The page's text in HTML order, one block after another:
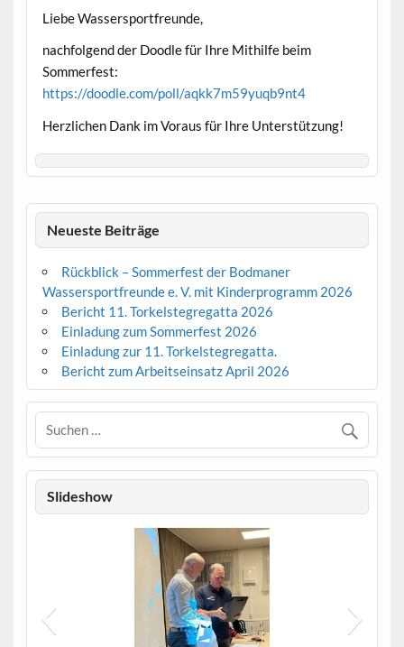
Liebe Wassersportfreunde,
nachfolgend der Doodle für Ihre Mithilfe beim
Sommerfest:
https://doodle.com/poll/aqkk7m59yuqb9nt4
Herzlichen Dank im Voraus für Ihre Unterstützung!
Neueste Beiträge
Rückblick – Sommerfest der Bodmaner
Wassersportfreunde e. V. mit Kinderprogramm 2026
Bericht 11. Torkelstegregatta 2026
Einladung zum Sommerfest 2026
Einladung zur 11. Torkelstegregatta.
Bericht zum Arbeitseinsatz April 2026
Slideshow